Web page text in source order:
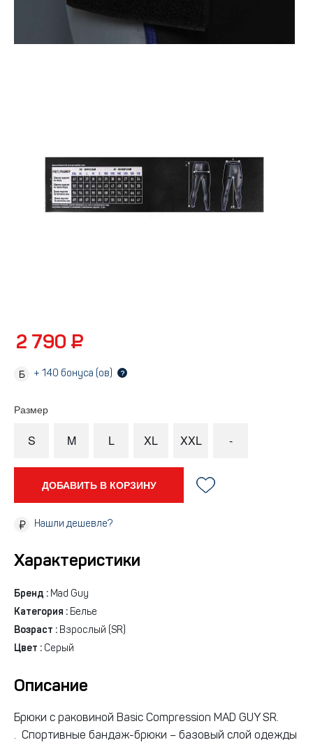
2 790 ₽
+ 140 бонуса (ов) ?
Размер
S M L XL XXL -
ДОБАВИТЬ В КОРЗИНУ
Нашли дешевле?
Характеристики
Бренд : Mad Guy
Категория : Белье
Возраст : Взрослый (SR)
Цвет : Серый
Описание
Брюки с раковиной Basic Compression MAD GUY SR.
. Спортивные бандаж-брюки – базовый слой одежды